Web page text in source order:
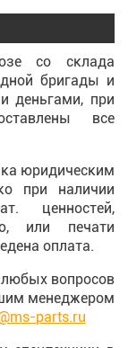
со склада
бригады и
деньгами, при
все
юридическим
при наличии
ценностей,
или печати
оплата.
вопросов
менеджером
parts.ru